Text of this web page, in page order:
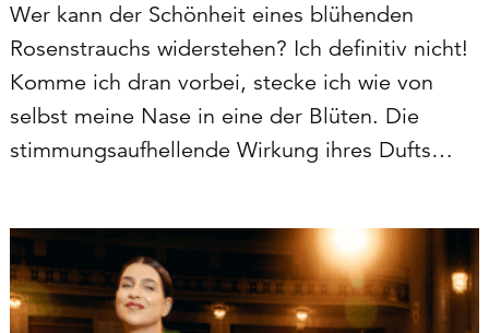
Wer kann der Schönheit eines blühenden
Rosenstrauchs widerstehen? Ich definitiv nicht!
Komme ich dran vorbei, stecke ich wie von
selbst meine Nase in eine der Blüten. Die
stimmungsaufhellende Wirkung ihres Dufts
Einzige…Um…